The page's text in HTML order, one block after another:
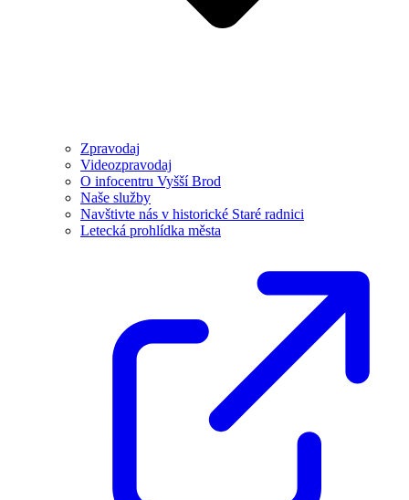
Zpravodaj
Videozpravodaj
O infocentru Vyšší Brod
Naše služby
Navštivte nás v historické Staré radnici
Letecká prohlídka města